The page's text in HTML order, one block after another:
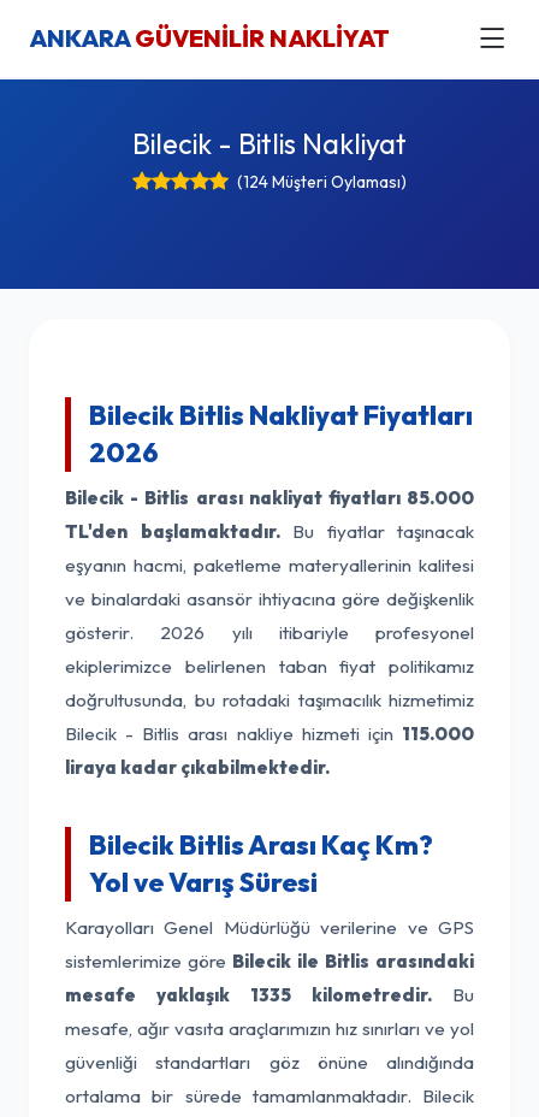
ANKARAGÜVENİLİR NAKLİYAT
Bilecik - Bitlis Nakliyat
(124 Müşteri Oylaması)
Bilecik Bitlis Nakliyat Fiyatları
2026
Bilecik - Bitlis arası nakliyat fiyatları 85.000
TL'den başlamaktadır.Bu fiyatlar taşınacak
eşyanın hacmi, paketleme materyallerinin kalitesi
ve binalardaki asansör ihtiyacına göre değişkenlik
gösterir. 2026 yılı itibariyle profesyonel
ekiplerimizce belirlenen taban fiyat politikamız
doğrultusunda, bu rotadaki taşımacılık hizmetimiz
Bilecik - Bitlis arası nakliye hizmeti için 115.000
liraya kadar çıkabilmektedir.
Bilecik Bitlis Arası Kaç Km?
Yol ve Varış Süresi
Karayolları Genel Müdürlüğü verilerine ve GPS
sistemlerimize göre Bilecik ile Bitlis arasındaki
mesafe yaklaşık 1335 kilometredir. Bu
mesafe, ağır vasıta araçlarımızın hız sınırları ve yol
güvenliği standartları göz önüne alındığında
ortalama bir sürede tamamlanmaktadır. Bilecik